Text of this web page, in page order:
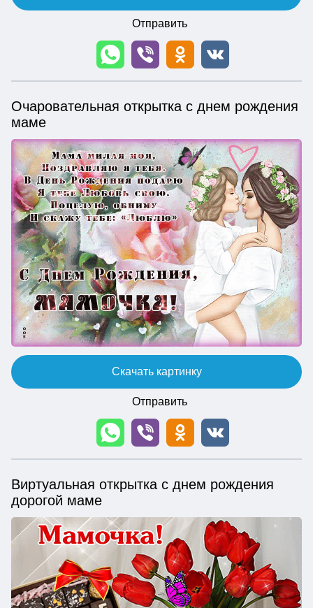
Отправить
Очаровательная открытка с днем рождения
маме
Скачать картинку
Отправить
Виртуальная открытка с днем рождения
дорогой маме